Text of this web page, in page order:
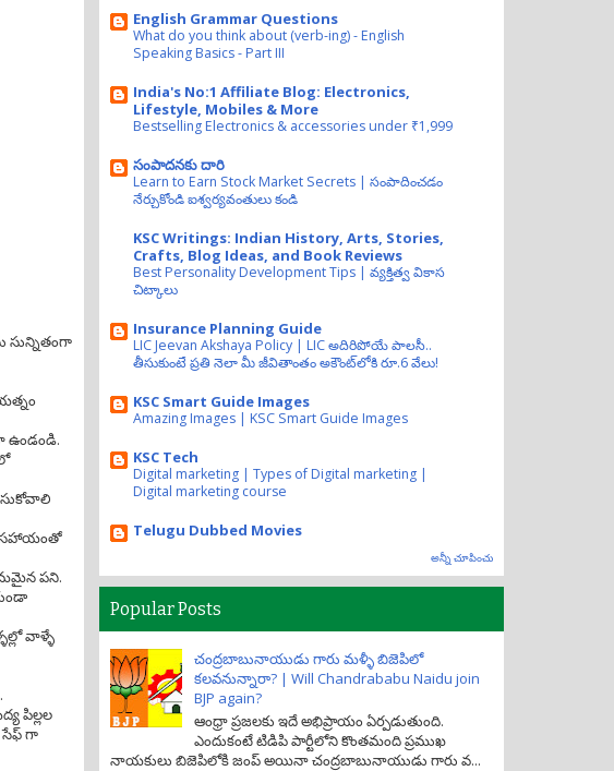
సున్నితంగా
ఉండండి.
సహాయంతో
పని.
వాళ్ళే
పిల్లల
సేఫ్ గా
English Grammar Questions
What do you think about (verb-ing) - English
Speaking Basics - Part III
India's No:1 Affiliate Blog: Electronics,
Lifestyle, Mobiles & More
Bestselling Electronics & accessories under ₹1,999
సంపాదనకు దారి
Learn to Earn Stock Market Secrets | సంపాదించడం
నేర్చుకోండి ఐశ్వర్యవంతులు కండి
KSC Writings: Indian History, Arts, Stories,
Crafts, Blog Ideas, and Book Reviews
Best Personality Development Tips | వ్యక్తిత్వ వికాస
చిట్కాలు
Insurance Planning Guide
LIC Jeevan Akshaya Policy | LIC అదిరిపోయే పాలసీ..
తీసుకుంటే ప్రతి నెలా మీ జీవితాంతం అకౌంట్‌లోకి రూ.6 వేలు!
KSC Smart Guide Images
Amazing Images | KSC Smart Guide Images
KSC Tech
Digital marketing | Types of Digital marketing |
Digital marketing course
Telugu Dubbed Movies
అన్నీ చూపించు
Popular Posts
చంద్రబాబునాయుడు గారు మళ్ళీ బిజెపిలో
కలవనున్నారా? | Will Chandrababu Naidu join
BJP again?
ఆంధ్రా ప్రజలకు ఇదే అభిప్రాయం ఏర్పడుతుంది.
ఎందుకంటే టిడిపి పార్టీలోని కొంతమంది ప్రముఖ
నాయకులు బిజెపిలోకి జంప్ అయినా చంద్రబాబునాయుడు గారు వ...